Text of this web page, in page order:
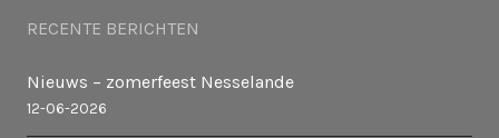
RECENTE BERICHTEN
Nieuws – zomerfeest Nesselande
12-06-2026